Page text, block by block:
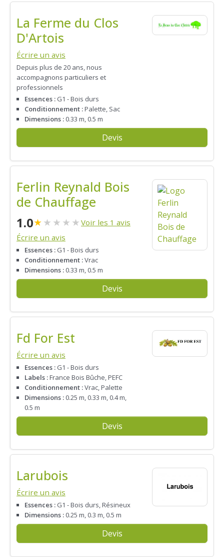
La Ferme du Clos
D'Artois
Écrire un avis
Depuis plus de 20 ans, nous
accompagnons particuliers et
professionnels
Essences : G1 - Bois durs
Conditionnement :Palette, Sac
Dimensions : 0.33 m, 0.5 m
Devis
Ferlin Reynald Bois
de Chauffage
1.0★★ ★ ★ ★ Voir les 1 avis
Écrire un avis
Essences : G1 - Bois durs
Conditionnement :Vrac
Dimensions : 0.33 m, 0.5 m
Devis
Fd For Est
Écrire un avis
Essences : G1 - Bois durs
Labels :France Bois Bûche, PEFC
Conditionnement :Vrac, Palette
Dimensions : 0.25 m, 0.33 m, 0.4 m,
0.5 m
Devis
Larubois
Écrire un avis
Essences : G1 - Bois durs, Résineux
Dimensions : 0.25 m, 0.3 m, 0.5 m
Devis